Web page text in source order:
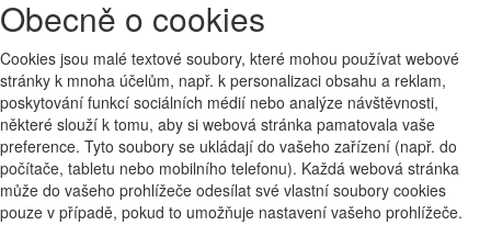
Obecně o cookies
Cookies jsou malé textové soubory, které mohou používat webové
stránky k mnoha účelům, např. k personalizaci obsahu a reklam,
poskytování funkcí sociálních médií nebo analýze návštěvnosti,
některé slouží k tomu, aby si webová stránka pamatovala vaše
preference. Tyto soubory se ukládají do vašeho zařízení (např. do
počítače, tabletu nebo mobilního telefonu). Každá webová stránka
může do vašeho prohlížeče odesílat své vlastní soubory cookies
pouze v případě, pokud to umožňuje nastavení vašeho prohlížeče.